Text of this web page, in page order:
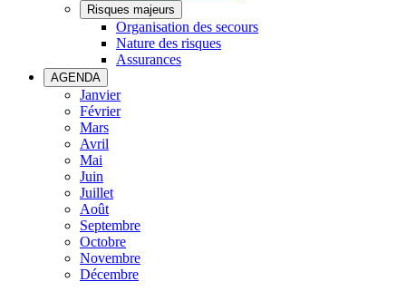
Risques majeurs
Organisation des secours
Nature des risques
Assurances
AGENDA
Janvier
Février
Mars
Avril
Mai
Juin
Juillet
Août
Septembre
Octobre
Novembre
Décembre